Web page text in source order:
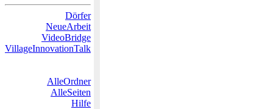
Dörfer
NeueArbeit
VideoBridge
VillageInnovationTalk
AlleOrdner
AlleSeiten
Hilfe